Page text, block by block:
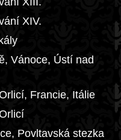
XIV.
Vánoce, Ústí nad
Francie, Itálie
Povltavská stezka